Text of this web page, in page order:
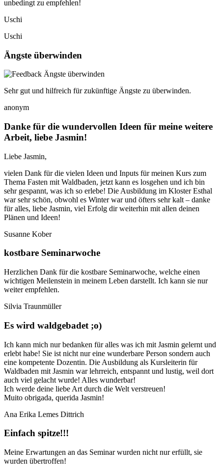
unbedingt zu empfehlen!
Uschi
Uschi
Ängste überwinden
Sehr gut und hilfreich für zukünftige Ängste zu überwinden.
anonym
Danke für die wundervollen Ideen für meine weitere
Arbeit, liebe Jasmin!
Liebe Jasmin,
vielen Dank für die vielen Ideen und Inputs für meinen Kurs zum
Thema Fasten mit Waldbaden, jetzt kann es losgehen und ich bin
sehr gespannt, was ich so erlebe! Die Ausbildung im Kloster Esthal
war sehr schön, obwohl es Winter war und öfters sehr kalt – danke
für alles, liebe Jasmin, viel Erfolg dir weiterhin mit allen deinen
Plänen und Ideen!
Susanne Kober
kostbare Seminarwoche
Herzlichen Dank für die kostbare Seminarwoche, welche einen
wichtigen Meilenstein in meinem Leben darstellt. Ich kann sie nur
weiter empfehlen.
Silvia Traunmüller
Es wird waldgebadet ;o)
Ich kann mich nur bedanken für alles was ich mit Jasmin gelernt und
erlebt habe! Sie ist nicht nur eine wunderbare Person sondern auch
eine kompetente Dozentin. Die Ausbildung als Kursleiterin für
Waldbaden mit Jasmin war lehrreich, entspannt und lustig, weil dort
auch viel gelacht wurde! Alles wunderbar!
Ich werde deine liebe Art durch die Welt verstreuen!
Muito obrigada, querida Jasmin!
Ana Erika Lemes Dittrich
Einfach spitze!!!
Meine Erwartungen an das Seminar wurden nicht nur erfüllt, sie
wurden übertroffen!